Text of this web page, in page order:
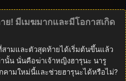
! มีเมฆมากและมีโอกาสเกิด
ามและตัวสุดท้ายได้เริ่มต้นขึ้นแล้ว
านั้น นั่นคือฆ่าเจ้าหญิงฮารุนะ นารู
คามใหม่นี้และช่วยฮารุนะได้หรือไม่?